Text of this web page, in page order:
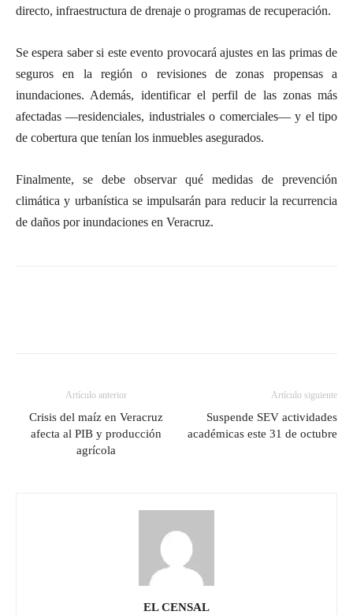
directo, infraestructura de drenaje o programas de recuperación.
Se espera saber si este evento provocará ajustes en las primas de
seguros en la región o revisiones de zonas propensas a
inundaciones. Además, identificar el perfil de las zonas más
afectadas —residenciales, industriales o comerciales— y el tipo
de cobertura que tenían los inmuebles asegurados.
Finalmente, se debe observar qué medidas de prevención
climática y urbanística se impulsarán para reducir la recurrencia
de daños por inundaciones en Veracruz.
Artículo anterior
Crisis del maíz en Veracruz
afecta al PIB y producción
agrícola
Artículo siguiente
Suspende SEV actividades
académicas este 31 de octubre
EL CENSAL